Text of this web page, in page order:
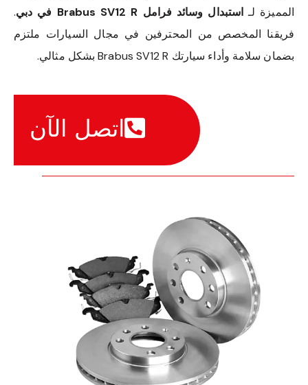
المميزة لـ استبدال وسائد فرامل Brabus SV12 R في دبي
.
فريقنا المخصص من المحترفين في مجال السيارات ملتزم
بضمان سلامة وأداء سيارتك Brabus SV12 R بشكل مثالي.
اتصل الآن